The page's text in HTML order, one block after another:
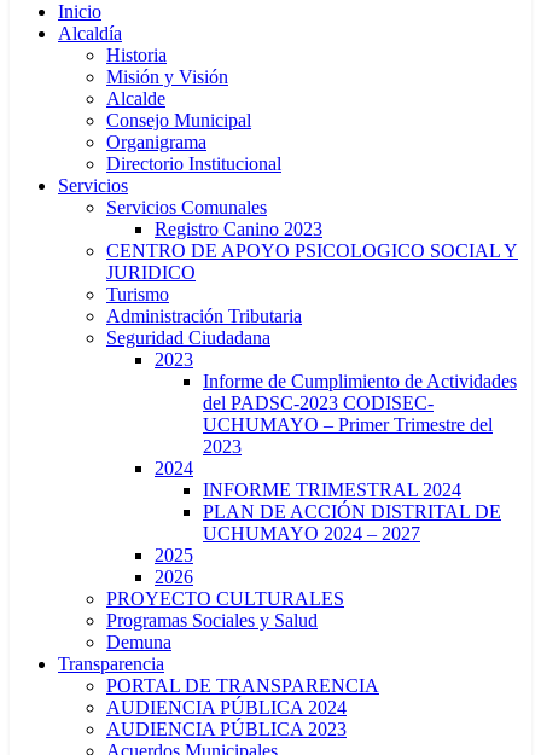
Inicio
Alcaldía
Historia
Misión y Visión
Alcalde
Consejo Municipal
Organigrama
Directorio Institucional
Servicios
Servicios Comunales
Registro Canino 2023
CENTRO DE APOYO PSICOLOGICO SOCIAL Y
JURIDICO
Turismo
Administración Tributaria
Seguridad Ciudadana
2023
Informe de Cumplimiento de Actividades
del PADSC-2023 CODISEC-
UCHUMAYO – Primer Trimestre del
2023
2024
INFORME TRIMESTRAL 2024
PLAN DE ACCIÓN DISTRITAL DE
UCHUMAYO 2024 – 2027
2025
2026
PROYECTO CULTURALES
Programas Sociales y Salud
Demuna
Transparencia
PORTAL DE TRANSPARENCIA
AUDIENCIA PÚBLICA 2024
AUDIENCIA PÚBLICA 2023
Acuerdos Municipales